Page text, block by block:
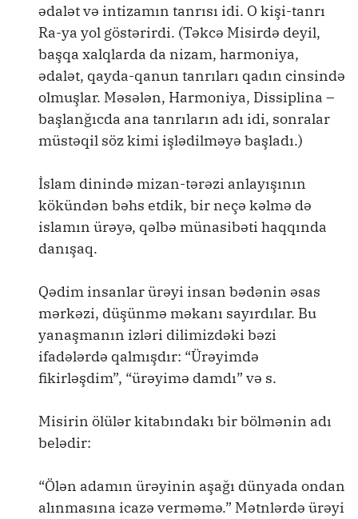
ədalət və intizamın tanrısı idi. O kişi-tanrı
Ra-ya yol göstərirdi. (Təkcə Misirdə deyil,
başqa xalqlarda da nizam, harmoniya,
ədalət, qayda-qanun tanrıları qadın cinsində
olmuşlar. Məsələn, Harmoniya, Dissiplina –
başlanğıcda ana tanrıların adı idi, sonralar
müstəqil söz kimi işlədilməyə başladı.)
İslam dinində mizan-tərəzi anlayışının
kökündən bəhs etdik, bir neçə kəlmə də
islamın ürəyə, qəlbə münasibəti haqqında
danışaq.
Qədim insanlar ürəyi insan bədənin əsas
mərkəzi, düşünmə məkanı sayırdılar. Bu
yanaşmanın izləri dilimizdəki bəzi
ifadələrdə qalmışdır: “Ürəyimdə
fikirləşdim”, “ürəyimə damdı” və s.
Misirin ölülər kitabındakı bir bölmənin adı
belədir:
“Ölən adamın ürəyinin aşağı dünyada ondan
alınmasına icazə verməmə.” Mətnlərdə ürəyi